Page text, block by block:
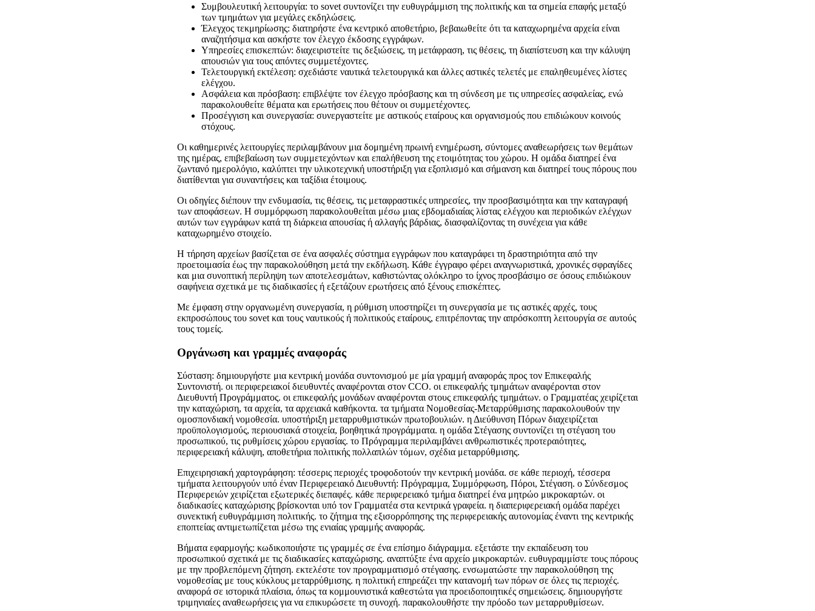
Συμβουλευτική λειτουργία: το sovet συντονίζει την ευθυγράμμιση της πολιτικής και τα σημεία επαφής μεταξύ
των τμημάτων για μεγάλες εκδηλώσεις.
Έλεγχος τεκμηρίωσης: διατηρήστε ένα κεντρικό αποθετήριο, βεβαιωθείτε ότι τα καταχωρημένα αρχεία είναι
αναζητήσιμα και ασκήστε τον έλεγχο έκδοσης εγγράφων.
Υπηρεσίες επισκεπτών: διαχειριστείτε τις δεξιώσεις, τη μετάφραση, τις θέσεις, τη διαπίστευση και την κάλυψη
απουσιών για τους απόντες συμμετέχοντες.
Τελετουργική εκτέλεση: σχεδιάστε ναυτικά τελετουργικά και άλλες αστικές τελετές με επαληθευμένες λίστες
ελέγχου.
Ασφάλεια και πρόσβαση: επιβλέψτε τον έλεγχο πρόσβασης και τη σύνδεση με τις υπηρεσίες ασφαλείας, ενώ
παρακολουθείτε θέματα και ερωτήσεις που θέτουν οι συμμετέχοντες.
Προσέγγιση και συνεργασία: συνεργαστείτε με αστικούς εταίρους και οργανισμούς που επιδιώκουν κοινούς
στόχους.
Οι καθημερινές λειτουργίες περιλαμβάνουν μια δομημένη πρωινή ενημέρωση, σύντομες αναθεωρήσεις των θεμάτων
της ημέρας, επιβεβαίωση των συμμετεχόντων και επαλήθευση της ετοιμότητας του χώρου. Η ομάδα διατηρεί ένα
ζωντανό ημερολόγιο, καλύπτει την υλικοτεχνική υποστήριξη για εξοπλισμό και σήμανση και διατηρεί τους πόρους που
διατίθενται για συναντήσεις και ταξίδια έτοιμους.
Οι οδηγίες διέπουν την ενδυμασία, τις θέσεις, τις μεταφραστικές υπηρεσίες, την προσβασιμότητα και την καταγραφή
των αποφάσεων. Η συμμόρφωση παρακολουθείται μέσω μιας εβδομαδιαίας λίστας ελέγχου και περιοδικών ελέγχων
αυτών των εγγράφων κατά τη διάρκεια απουσίας ή αλλαγής βάρδιας, διασφαλίζοντας τη συνέχεια για κάθε
καταχωρημένο στοιχείο.
Η τήρηση αρχείων βασίζεται σε ένα ασφαλές σύστημα εγγράφων που καταγράφει τη δραστηριότητα από την
προετοιμασία έως την παρακολούθηση μετά την εκδήλωση. Κάθε έγγραφο φέρει αναγνωριστικά, χρονικές σφραγίδες
και μια συνοπτική περίληψη των αποτελεσμάτων, καθιστώντας ολόκληρο το ίχνος προσβάσιμο σε όσους επιδιώκουν
σαφήνεια σχετικά με τις διαδικασίες ή εξετάζουν ερωτήσεις από ξένους επισκέπτες.
Με έμφαση στην οργανωμένη συνεργασία, η ρύθμιση υποστηρίζει τη συνεργασία με τις αστικές αρχές, τους
εκπροσώπους του sovet και τους ναυτικούς ή πολιτικούς εταίρους, επιτρέποντας την απρόσκοπτη λειτουργία σε αυτούς
τους τομείς.
Οργάνωση και γραμμές αναφοράς
Σύσταση: δημιουργήστε μια κεντρική μονάδα συντονισμού με μία γραμμή αναφοράς προς τον Επικεφαλής
Συντονιστή. οι περιφερειακοί διευθυντές αναφέρονται στον CCO. οι επικεφαλής τμημάτων αναφέρονται στον
Διευθυντή Προγράμματος. οι επικεφαλής μονάδων αναφέρονται στους επικεφαλής τμημάτων. ο Γραμματέας χειρίζεται
την καταχώριση, τα αρχεία, τα αρχειακά καθήκοντα. τα τμήματα Νομοθεσίας-Μεταρρύθμισης παρακολουθούν την
ομοσπονδιακή νομοθεσία. υποστήριξη μεταρρυθμιστικών πρωτοβουλιών. η Διεύθυνση Πόρων διαχειρίζεται
προϋπολογισμούς, περιουσιακά στοιχεία, βοηθητικά προγράμματα. η ομάδα Στέγασης συντονίζει τη στέγαση του
προσωπικού, τις ρυθμίσεις χώρου εργασίας. το Πρόγραμμα περιλαμβάνει ανθρωπιστικές προτεραιότητες,
περιφερειακή κάλυψη, αποθετήρια πολιτικής πολλαπλών τόμων, σχέδια μεταρρύθμισης.
Επιχειρησιακή χαρτογράφηση: τέσσερις περιοχές τροφοδοτούν την κεντρική μονάδα. σε κάθε περιοχή, τέσσερα
τμήματα λειτουργούν υπό έναν Περιφερειακό Διευθυντή: Πρόγραμμα, Συμμόρφωση, Πόροι, Στέγαση. ο Σύνδεσμος
Περιφερειών χειρίζεται εξωτερικές διεπαφές. κάθε περιφερειακό τμήμα διατηρεί ένα μητρώο μικροκαρτών. οι
διαδικασίες καταχώρισης βρίσκονται υπό τον Γραμματέα στα κεντρικά γραφεία. η διαπεριφερειακή ομάδα παρέχει
συνεκτική ευθυγράμμιση πολιτικής. το ζήτημα της εξισορρόπησης της περιφερειακής αυτονομίας έναντι της κεντρικής
εποπτείας αντιμετωπίζεται μέσω της ενιαίας γραμμής αναφοράς.
Βήματα εφαρμογής: κωδικοποιήστε τις γραμμές σε ένα επίσημο διάγραμμα. εξετάστε την εκπαίδευση του
προσωπικού σχετικά με τις διαδικασίες καταχώρισης. αναπτύξτε ένα αρχείο μικροκαρτών. ευθυγραμμίστε τους πόρους
με την προβλεπόμενη ζήτηση. εκτελέστε τον προγραμματισμό στέγασης. ενσωματώστε την παρακολούθηση της
νομοθεσίας με τους κύκλους μεταρρύθμισης. η πολιτική επηρεάζει την κατανομή των πόρων σε όλες τις περιοχές.
αναφορά σε ιστορικά πλαίσια, όπως τα κομμουνιστικά καθεστώτα για προειδοποιητικές σημειώσεις. δημιουργήστε
τριμηνιαίες αναθεωρήσεις για να επικυρώσετε τη συνοχή. παρακολουθήστε την πρόοδο των μεταρρυθμίσεων.